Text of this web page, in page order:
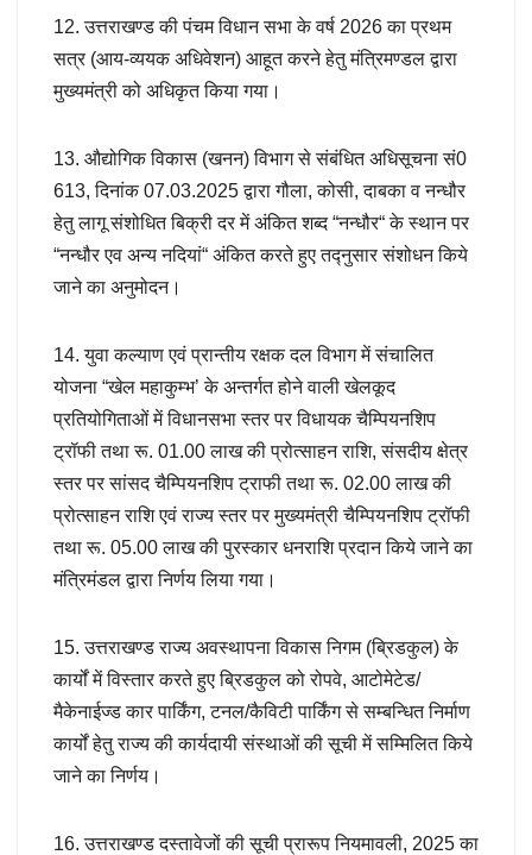
12. उत्तराखण्ड की पंचम विधान सभा के वर्ष 2026 का प्रथम
सत्र (आय-व्ययक अधिवेशन) आहूत करने हेतु मंत्रिमण्डल द्वारा
मुख्यमंत्री को अधिकृत किया गया।
13. औद्योगिक विकास (खनन) विभाग से संबंधित अधिसूचना सं0
613, दिनांक 07.03.2025 द्वारा गौला, कोसी, दाबका व नन्धौर
हेतु लागू संशोधित बिक्री दर में अंकित शब्द “नन्धौर“ के स्थान पर
“नन्धौर एव अन्य नदियां“ अंकित करते हुए तद्नुसार संशोधन किये
जाने का अनुमोदन।
14. युवा कल्याण एवं प्रान्तीय रक्षक दल विभाग में संचालित
योजना “खेल महाकुम्भ’ के अन्तर्गत होने वाली खेलकूद
प्रतियोगिताओं में विधानसभा स्तर पर विधायक चैम्पियनशिप
ट्रॉफी तथा रू. 01.00 लाख की प्रोत्साहन राशि, संसदीय क्षेत्र
स्तर पर सांसद चैम्पियनशिप ट्राफी तथा रू. 02.00 लाख की
प्रोत्साहन राशि एवं राज्य स्तर पर मुख्यमंत्री चैम्पियनशिप ट्रॉफी
तथा रू. 05.00 लाख की पुरस्कार धनराशि प्रदान किये जाने का
मंत्रिमंडल द्वारा निर्णय लिया गया।
15. उत्तराखण्ड राज्य अवस्थापना विकास निगम (ब्रिडकुल) के
कार्यों में विस्तार करते हुए ब्रिडकुल को रोपवे, आटोमेटेड/
मैकेनाईज्ड कार पार्किंग, टनल/कैविटी पार्किंग से सम्बन्धित निर्माण
कार्यों हेतु राज्य की कार्यदायी संस्थाओं की सूची में सम्मिलित किये
जाने का निर्णय।
16. उत्तराखण्ड दस्तावेजों की सूची प्रारूप नियमावली, 2025 का